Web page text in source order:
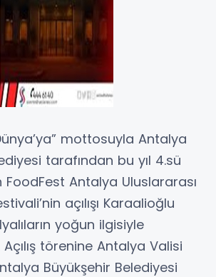
mottosuyla Antalya
tarafından bu yıl 4.sü
Antalya Uluslararası
açılışı Karaalioğlu
yoğun ilgisiyle
törenine Antalya Valisi
Büyükşehir Belediyesi